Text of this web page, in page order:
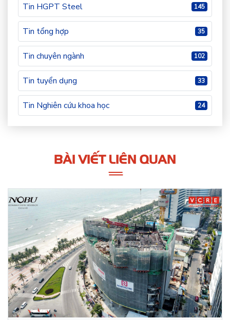
Tin HGPT Steel 145
Tin tổng hợp 35
Tin chuyên ngành 102
Tin tuyển dụng 33
Tin Nghiên cứu khoa học 24
BÀI VIẾT LIÊN QUAN